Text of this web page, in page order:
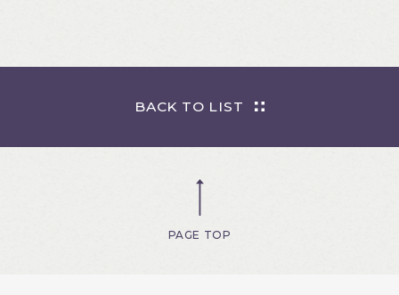
BACK TO LIST
PAGE TOP